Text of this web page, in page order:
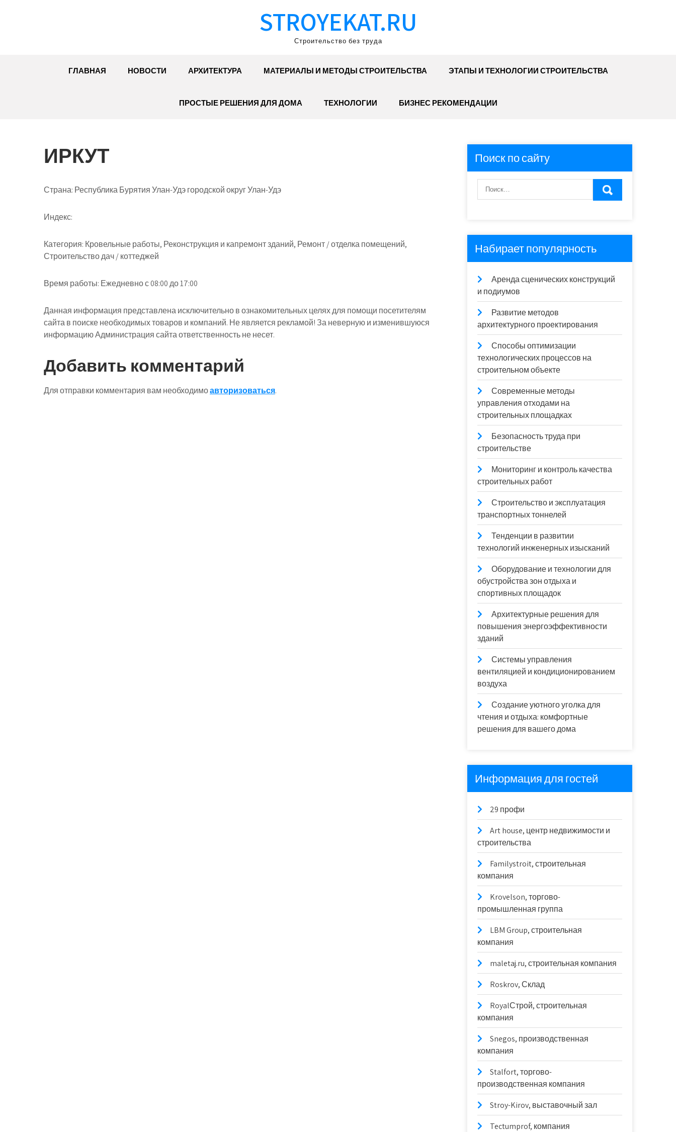
STROYEKAT.RU
Строительство без труда
ГЛАВНАЯ НОВОСТИ АРХИТЕКТУРА МАТЕРИАЛЫ И МЕТОДЫ СТРОИТЕЛЬСТВА ЭТАПЫ И ТЕХНОЛОГИИ СТРОИТЕЛЬСТВА
ПРОСТЫЕ РЕШЕНИЯ ДЛЯ ДОМА ТЕХНОЛОГИИ БИЗНЕС РЕКОМЕНДАЦИИ
ИРКУТ
Страна: Республика Бурятия Улан-Удэ городской округ Улан-Удэ
Индекс:
Категория: Кровельные работы, Реконструкция и капремонт зданий, Ремонт / отделка помещений,
Строительство дач / коттеджей
Время работы: Ежедневно с 08:00 до 17:00
Данная информация представлена исключительно в ознакомительных целях для помощи посетителям
сайта в поиске необходимых товаров и компаний. Не является рекламой! За неверную и изменившуюся
информацию Администрация сайта ответственность не несет.
Добавить комментарий
Для отправки комментария вам необходимоавторизоваться.
Поиск по сайту
Набирает популярность
Аренда сценических конструкций
и подиумов
Развитие методов
архитектурного проектирования
Способы оптимизации
технологических процессов на
строительном объекте
Современные методы
управления отходами на
строительных площадках
Безопасность труда при
строительстве
Мониторинг и контроль качества
строительных работ
Строительство и эксплуатация
транспортных тоннелей
Тенденции в развитии
технологий инженерных изысканий
Оборудование и технологии для
обустройства зон отдыха и
спортивных площадок
Архитектурные решения для
повышения энергоэффективности
зданий
Системы управления
вентиляцией и кондиционированием
воздуха
Создание уютного уголка для
чтения и отдыха: комфортные
решения для вашего дома
Информация для гостей
29 профи
Art house, центр недвижимости и
строительства
Familystroit, строительная
компания
Krovelson, торгово-
промышленная группа
LBM Group, строительная
компания
maletaj.ru, строительная компания
Roskrov, Склад
RoyalСтрой, строительная
компания
Snegos, производственная
компания
Stalfort, торгово-
производственная компания
Stroy-Kirov, выставочный зал
Tectumprof, компания